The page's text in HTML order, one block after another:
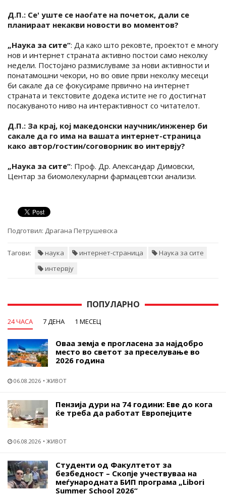
Д.П.: Се' уште се наоѓате на почеток, дали се
планираат некакви новости во моментов?
„Наука за сите“: Да како што рековте, проектот е многу
нов и интернет страната активно постои само неколку
недели. Постојано размислуваме за нови активности и
понатамошни чекори, но во овие први неколку месеци
би сакале да се фокусираме првично на интернет
страната и текстовите додека истите не го достигнат
посакуваното ниво на интерактивност со читателот.
Д.П.: За крај, кој македонски научник/инженер би
сакале да го има на вашата интернет-страница
како автор/гостин/соговорник во интервју?
„Наука за сите“: Проф. Др. Александар Димовски,
Центар за биомолекуларни фармацевтски анализи.
Подготвил: Драгана Петрушевска
Тагови: наука интернет-страница
Наука за сите
интервју
ПОПУЛАРНО
24 ЧАСА 7 ДЕНА 1 МЕСЕЦ
Оваа земја е прогласена за најдобро
место во светот за преселување во
2026 година
06.08.2026 ЖИВОТ
Пензија дури на 74 години: Еве до кога
ќе треба да работат Европејците
06.08.2026 ЖИВОТ
Студенти од Факултетот за
безбедност – Скопје учествуваа на
меѓународната БИП програма „Libori
Summer School 2026“